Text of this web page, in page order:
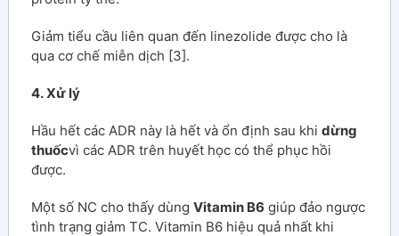
Giảm tiểu cầu liên quan đến linezolide được cho là
qua cơ chế miễn dịch [3].
4. Xử lý
Hầu hết các ADR này là hết và ổn định sau khi dừng
thuốcvì các ADR trên huyết học có thể phục hồi
được.
Một số NC cho thấy dùng Vitamin B6 giúp đảo ngược
tình trạng giảm TC. Vitamin B6 hiệu quả nhất khi